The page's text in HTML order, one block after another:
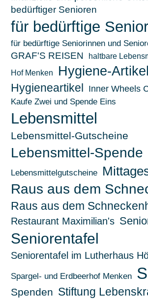
bedürftiger Senioren
für bedürftige
für bedürftige Seniorinnen und
GRAF'S REISEN
haltbare
Hof Menken
Hygiene-Artikel
Hygieneartikel
Inner Wheels
Kaufe Zwei und Spende Eins
Lebensmittel
Lebensmittel-Gutscheine
Lebensmittel-Spende
Lebensmittelgutscheine
Raus aus dem
Raus aus dem
Restaurant Maximilian's
Seniorentafel
Seniorentafel im Lutherhaus
Spargel- und Erdbeerhof Menken
Spenden Stiftung